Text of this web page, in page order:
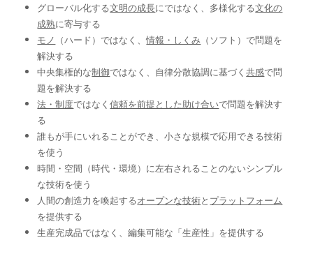
グローバル化する文明の成長にではなく、多様化する文化の
成熟に寄与する
モノ （ハード）ではなく、情報・しくみ （ソフト）で問題を
解決する
中央集権的な制御ではなく、自律分散協調に基づく共感で問
題を解決する
法・制度ではなく信頼を前提とした助け合いで問題を解決す
る
誰もが手にいれることができ、小さな規模で応用できる技術
を使う
時間・空間（時代・環境）に左右されることのないシンプル
な技術を使う
人間の創造力を喚起するオープンな技術と プラットフォーム
を提供する
生産完成品ではなく、編集可能な「生産性」を提供する